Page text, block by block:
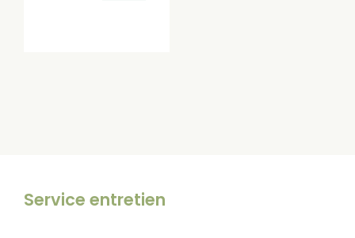
Service entretien